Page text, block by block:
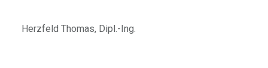
Herzfeld Thomas, Dipl.-Ing.